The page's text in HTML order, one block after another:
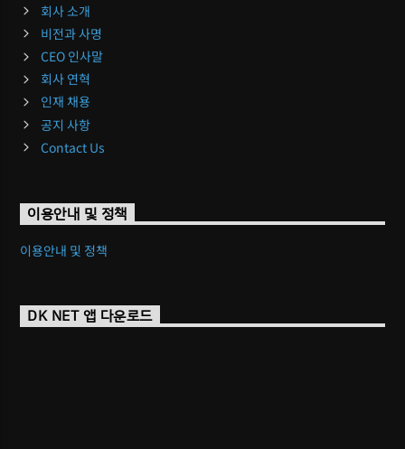
회사 소개
비전과 사명
CEO 인사말
회사 연혁
인재 채용
공지 사항
Contact Us
이용안내 및 정책
이용안내 및 정책
DK NET 앱 다운로드